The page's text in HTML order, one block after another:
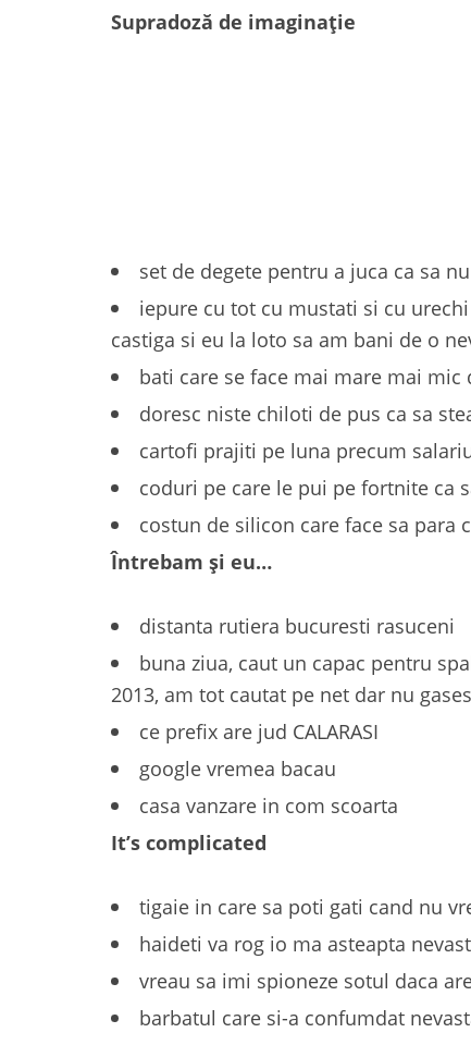
Supradoză de imaginație
set de degete pentru a juca ca sa
iepure cu tot cu mustati si cu
castiga si eu la loto sa am bani de o
bati care se face mai mare mai mic
doresc niste chiloti de pus ca sa
cartofi prajiti pe luna precum
coduri pe care le pui pe fortnite ca
costun de silicon care face sa para
Întrebam și eu…
distanta rutiera bucuresti rasuceni
buna ziua, caut un capac pentru
2013, am tot cautat pe net dar nu
ce prefix are jud CALARASI
google vremea bacau
casa vanzare in com scoarta
It’s complicated
tigaie in care sa poti gati cand nu
haideti va rog io ma asteapta
vreau sa imi spioneze sotul daca
barbatul care si-a confumdat